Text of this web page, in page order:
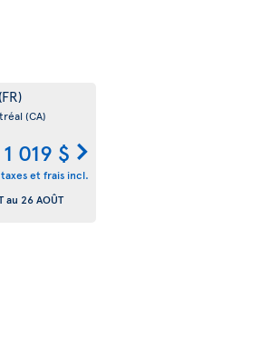
(FR)
(CA)
1 019 $
taxes et frais incl.
au 26 AOÛT